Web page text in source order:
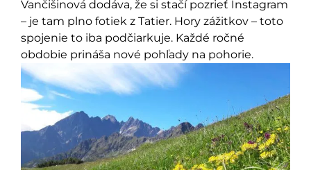
Vančišinová dodáva, že si stačí pozrieť Instagram
– je tam plno fotiek z Tatier. Hory zážitkov – toto
spojenie to iba podčiarkuje. Každé ročné
obdobie prináša nové pohľady na pohorie.